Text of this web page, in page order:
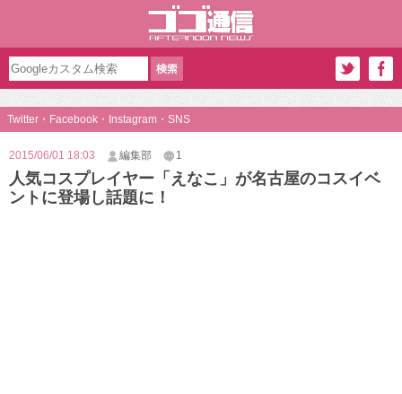
Twitter・Facebook・Instagram・SNS
2015/06/01 18:03 編集部 1
人気コスプレイヤー「えなこ」が名古屋のコスイベ
ントに登場し話題に！